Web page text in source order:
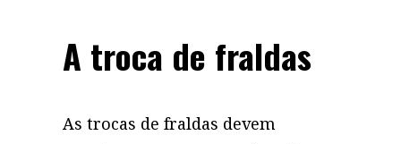
A troca de fraldas
As trocas de fraldas devem